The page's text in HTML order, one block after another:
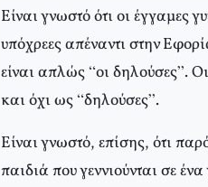
Είναι γνωστό ότι οι έγγαμες
υπόχρεες απέναντι στην
είναι απλώς “οι δηλούσες”.
και όχι ως “δηλούσες”.
Είναι γνωστό, επίσης, ότι
παιδιά που γεννιούνται σε